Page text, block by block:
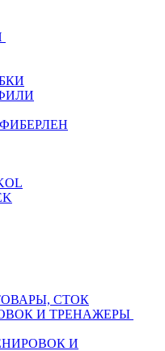
СТОК
И ТРЕНАЖЕРЫ
И